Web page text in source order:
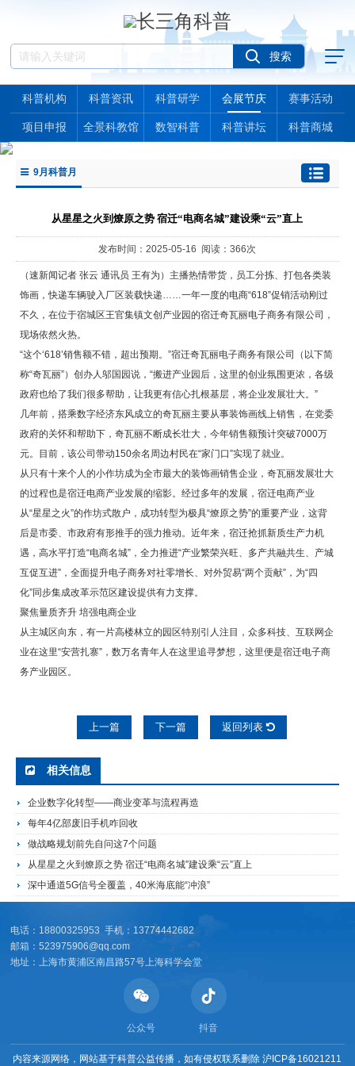
科普机构 科普资讯 科普研学 会展节庆 赛事活动
项目申报 全景科教馆 数智科普 科普讲坛 科普商城
9月科普月
从星星之火到燎原之势 宿迁“电商名城”建设乘“云”直上
发布时间：2025-05-16 阅读：366次
（速新闻记者 张云 通讯员 王有为）主播热情带货，员工分拣、打包各类装
饰画，快递车辆驶入厂区装载快递……一年一度的电商“618”促销活动刚过
不久，在位于宿城区王官集镇文创产业园的宿迁奇瓦丽电子商务有限公司，
现场依然火热。
“这个‘618’销售额不错，超出预期。”宿迁奇瓦丽电子商务有限公司（以下简
称“奇瓦丽”）创办人邬国园说，“搬进产业园后，这里的创业氛围更浓，各级
政府也给了我们很多帮助，让我更有信心扎根基层，将企业发展壮大。”
几年前，搭乘数字经济东风成立的奇瓦丽主要从事装饰画线上销售，在党委
政府的关怀和帮助下，奇瓦丽不断成长壮大，今年销售额预计突破7000万
元。目前，该公司带动150余名周边村民在“家门口”实现了就业。
从只有十来个人的小作坊成为全市最大的装饰画销售企业，奇瓦丽发展壮大
的过程也是宿迁电商产业发展的缩影。经过多年的发展，宿迁电商产业
从“星星之火”的作坊式散户，成功转型为极具“燎原之势”的重要产业，这背
后是市委、市政府有形推手的强力推动。近年来，宿迁抢抓新质生产力机
遇，高水平打造“电商名城”，全力推进“产业繁荣兴旺、多产共融共生、产城
互促互进”，全面提升电子商务对社零增长、对外贸易“两个贡献”，为“四
化”同步集成改革示范区建设提供有力支撑。
聚焦量质齐升 培强电商企业
从主城区向东，有一片高楼林立的园区特别引人注目，众多科技、互联网企
业在这里“安营扎寨”，数万名青年人在这里追寻梦想，这里便是宿迁电子商
务产业园区。
上一篇 下一篇 返回列表
相关信息
企业数字化转型——商业变革与流程再造
每年4亿部废旧手机咋回收
做战略规划前先自问这7个问题
从星星之火到燎原之势 宿迁“电商名城”建设乘“云”直上
深中通道5G信号全覆盖，40米海底能“冲浪”
电话：18800325953 手机：13774442682
邮箱：523975906@qq.com
地址：上海市黄浦区南昌路57号上海科学会堂
公众号 抖音
内容来源网络，网站基于科普公益传播，如有侵权联系删除沪ICP备16021211